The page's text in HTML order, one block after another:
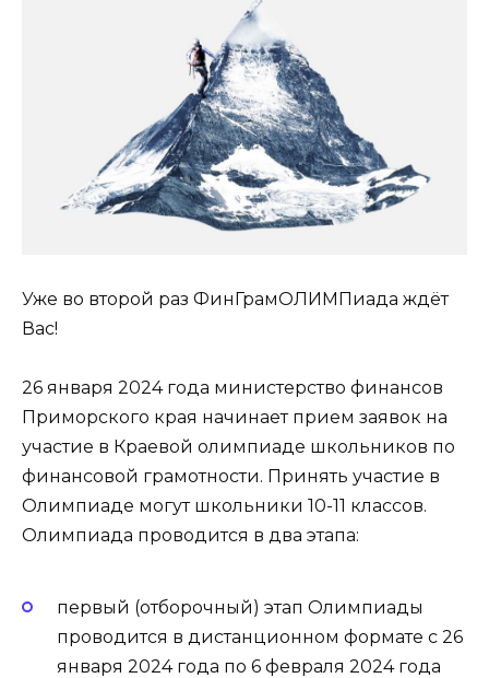
Уже во второй раз ФинГрамОЛИМПиада ждёт
Вас!
26 января 2024 года министерство финансов
Приморского края начинает прием заявок на
участие в Краевой олимпиаде школьников по
финансовой грамотности. Принять участие в
Олимпиаде могут школьники 10-11 классов.
Олимпиада проводится в два этапа:
первый (отборочный) этап Олимпиады
проводится в дистанционном формате с 26
января 2024 года по 6 февраля 2024 года